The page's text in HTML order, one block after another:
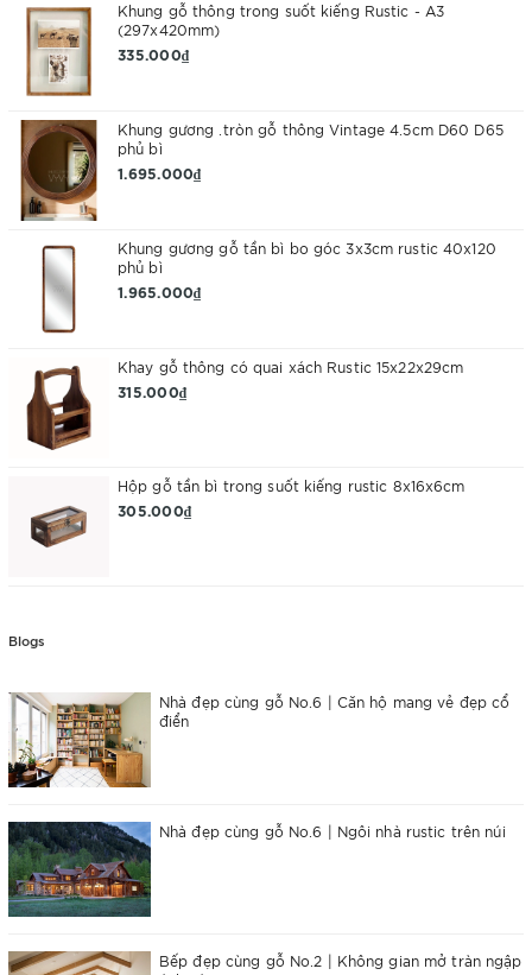
Khung gỗ thông trong suốt kiếng Rustic - A3
(297x420mm)
335.000₫
Khung gương .tròn gỗ thông Vintage 4.5cm D60 D65
phủ bì
1.695.000₫
Khung gương gỗ tần bì bo góc 3x3cm rustic 40x120
phủ bì
1.965.000₫
Khay gỗ thông có quai xách Rustic 15x22x29cm
315.000₫
Hộp gỗ tần bì trong suốt kiếng rustic 8x16x6cm
305.000₫
Blogs
Nhà đẹp cùng gỗ No.6 | Căn hộ mang vẻ đẹp cổ
điển
Nhà đẹp cùng gỗ No.6 | Ngôi nhà rustic trên núi
Bếp đẹp cùng gỗ No.2 | Không gian mở tràn ngập